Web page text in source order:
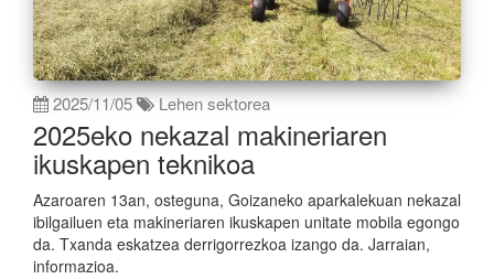
2025/11/05 Lehen sektorea
2025eko nekazal makineriaren
ikuskapen teknikoa
Azaroaren 13an, osteguna, Goizaneko aparkalekuan nekazal
ibilgailuen eta makineriaren ikuskapen unitate mobila egongo
da. Txanda eskatzea derrigorrezkoa izango da. Jarraian,
informazioa.